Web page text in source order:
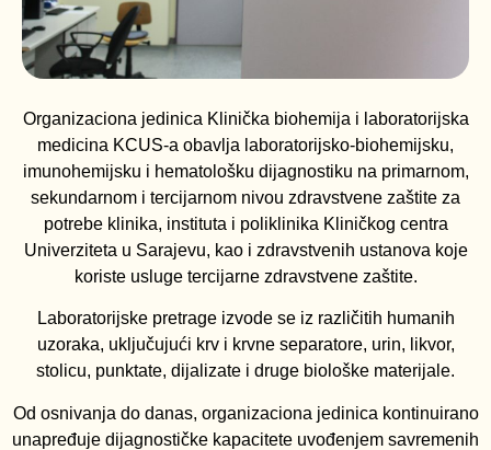
Organizaciona jedinica Klinička biohemija i laboratorijska
medicina KCUS-a obavlja laboratorijsko-biohemijsku,
imunohemijsku i hematološku dijagnostiku na primarnom,
sekundarnom i tercijarnom nivou zdravstvene zaštite za
potrebe klinika, instituta i poliklinika Kliničkog centra
Univerziteta u Sarajevu, kao i zdravstvenih ustanova koje
koriste usluge tercijarne zdravstvene zaštite.
Laboratorijske pretrage izvode se iz različitih humanih
uzoraka, uključujući krv i krvne separatore, urin, likvor,
stolicu, punktate, dijalizate i druge biološke materijale.
Od osnivanja do danas, organizaciona jedinica kontinuirano
unapređuje dijagnostičke kapacitete uvođenjem savremenih